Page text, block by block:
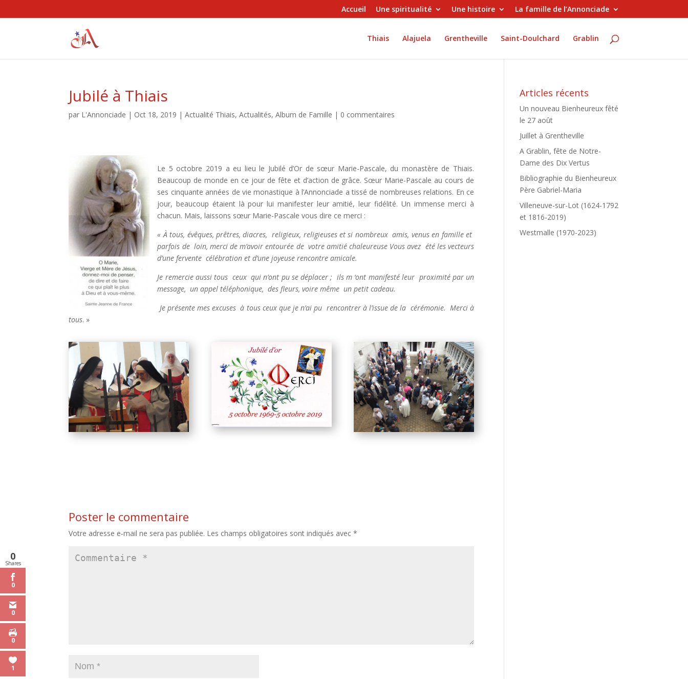
Accueil Une spiritualité Une histoire La famille de l’Annonciade
Thiais Alajuela Grentheville Saint-Doulchard Grablin
Jubilé à Thiais
par L'Annonciade | Oct 18, 2019 |Actualité Thiais,Actualités,Album de Famille | 0 commentaires
Le 5 octobre 2019 a eu lieu le Jubilé d’Or de sœur Marie-Pascale, du monastère de Thiais.
Beaucoup de monde en ce jour de fête et d’action de grâce. Sœur Marie-Pascale au cours de
ses cinquante années de vie monastique à l’Annonciade a tissé de nombreuses relations. En ce
jour, beaucoup étaient là pour lui manifester leur amitié, leur fidélité. Un immense merci à
chacun. Mais, laissons sœur Marie-Pascale vous dire ce merci :
« À tous, évêques, prêtres, diacres, religieux, religieuses et si nombreux amis, venus en famille et
parfois de loin, merci de m’avoir entourée de votre amitié chaleureuse Vous avez été les vecteurs
d’une fervente célébration et d’une joyeuse rencontre amicale.
Je remercie aussi tous ceux qui n’ont pu se déplacer ; ils m ‘ont manifesté leur proximité par un
message, un appel téléphonique, des fleurs, voire même un petit cadeau.
Je présente mes excuses à tous ceux que je n’ai pu rencontrer à l’issue de la cérémonie. Merci à
tous. »
Poster le commentaire
Votre adresse e-mail ne sera pas publiée. Les champs obligatoires sont indiqués avec*
Articles récents
Un nouveau Bienheureux fêté
le 27 août
Juillet à Grentheville
A Grablin, fête de Notre-
Dame des Dix Vertus
Bibliographie du Bienheureux
Père Gabriel-Maria
Villeneuve-sur-Lot (1624-1792
et 1816-2019)
Westmalle (1970-2023)
0
Shares
0
0
0
1